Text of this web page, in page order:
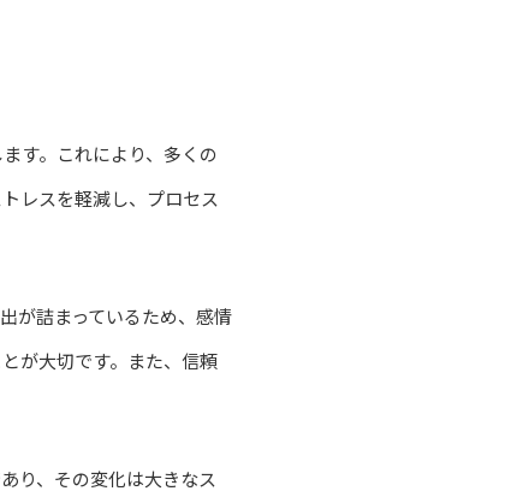
す。これにより、多くの
レスを軽減し、プロセス
が詰まっているため、感情
が大切です。また、信頼
り、その変化は大きなス